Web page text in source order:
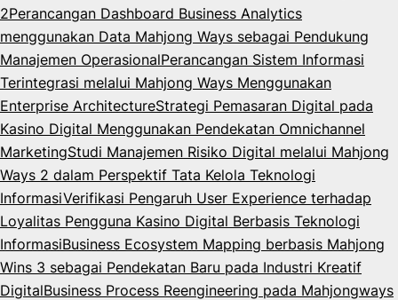
2Perancangan Dashboard Business Analytics
menggunakan Data Mahjong Ways sebagai Pendukung
Manajemen OperasionalPerancangan Sistem Informasi
Terintegrasi melalui Mahjong Ways Menggunakan
Enterprise ArchitectureStrategi Pemasaran Digital pada
Kasino Digital Menggunakan Pendekatan Omnichannel
MarketingStudi Manajemen Risiko Digital melalui Mahjong
Ways 2 dalam Perspektif Tata Kelola Teknologi
InformasiVerifikasi Pengaruh User Experience terhadap
Loyalitas Pengguna Kasino Digital Berbasis Teknologi
InformasiBusiness Ecosystem Mapping berbasis Mahjong
Wins 3 sebagai Pendekatan Baru pada Industri Kreatif
DigitalBusiness Process Reengineering pada Mahjongways